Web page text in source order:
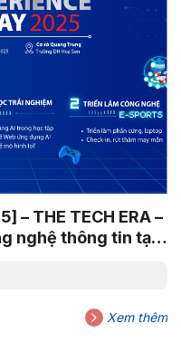
– THE TECH ERA –
nghệ thông tin tại
Xem thêm